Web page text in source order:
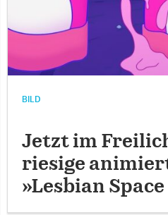
BILD
Jetzt im
riesige
»Lesbian